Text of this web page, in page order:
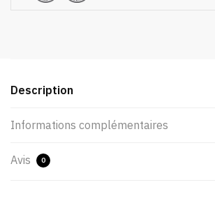
Description
Informations complémentaires
Avis 0